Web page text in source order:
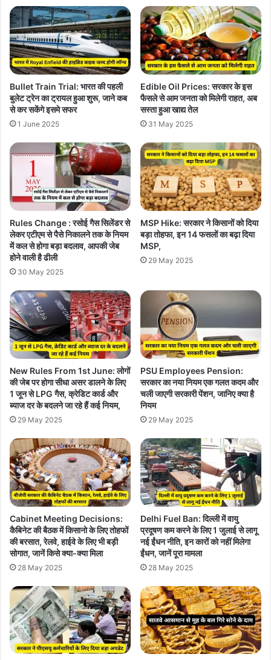
Bullet Train Trial: भारत की पहली
बुलेट ट्रेन का ट्रायल हुआ शुरू, जाने कब
से कर सकेंगे इसमे सफर
1 June 2025
Edible Oil Prices: सरकार के इस
फैसले से आम जनता को मिलेगी राहत, अब
सस्ता हुआ खाद्य तेल
31 May 2025
Rules Change : रसोई गैस सिलेंडर से
लेकर एटीएम से पैसे निकालने तक के नियम
में कल से होगा बड़ा बदलाव, आपकी जेब
होने वाली है ढीली
30 May 2025
MSP Hike: सरकार ने किसानों को दिया
बड़ा तोहफा, इन 14 फसलों का बढ़ा दिया
MSP,
29 May 2025
New Rules From 1st June: लोगों
की जेब पर होगा सीधा असर डालने के लिए
1 जून से LPG गैस, क्रेड‍िट कार्ड और
ब्‍याज दर के बदलने जा रहे हैं कई नियम,
29 May 2025
PSU Employees Pension:
सरकार का नया नियम एक गलत कदम और
चली जाएगी सरकारी पेंशन, जानिए क्या है
नियम
29 May 2025
Cabinet Meeting Decisions:
कैबिनेट की बैठक में किसानो के लिए तोहफों
की बरसात, रेलवे, हाईवे के लिए भी बड़ी
सोगात, जानें किसे क्या-क्या मिला
28 May 2025
Delhi Fuel Ban: दिल्ली में वायु
प्रदूषण कम करने के लिए 1 जुलाई से लागू
नई ईंधन नीति, इन कारों को नहीं मिलेगा
ईंधन, जानें पूरा मामला
28 May 2025